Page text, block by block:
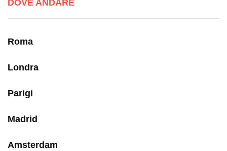
DOVE ANDARE
Roma
Londra
Parigi
Madrid
Amsterdam